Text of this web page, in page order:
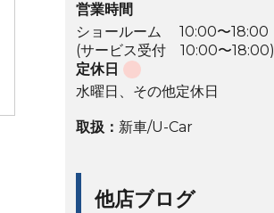
営業時間
ショールーム 10:00〜18:00
(サービス受付 10:00〜18:00)
定休日
水曜日、その他定休日
取扱： 新車/U-Car
他店ブログ